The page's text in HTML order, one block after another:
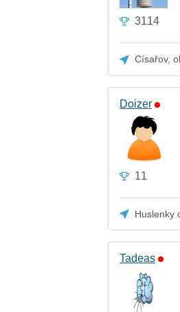
3114
Císařov,
Doizer
11
Huslenky
Tadeas